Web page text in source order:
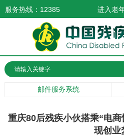
服务热线：12385 进入老
邮件服务系统
重庆80后残疾小伙搭乘“电
现创业